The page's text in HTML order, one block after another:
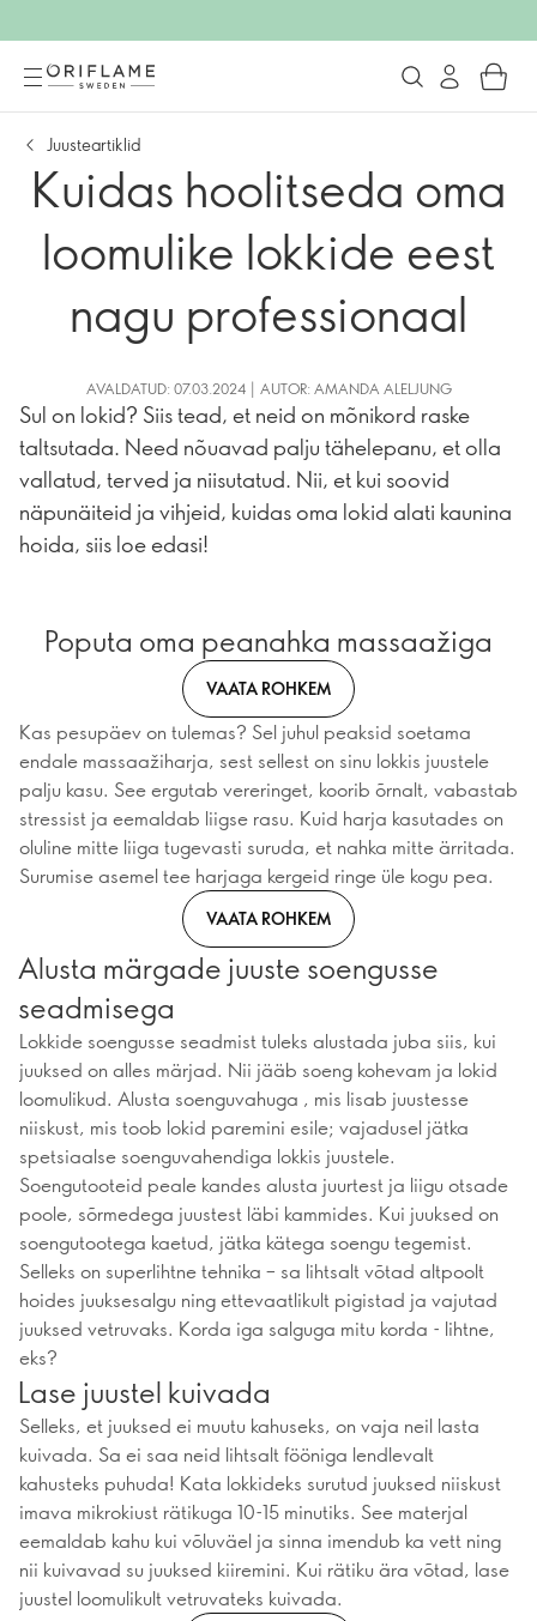
Juusteartiklid
Kuidas hoolitseda oma
loomulike lokkide eest
nagu professionaal
AVALDATUD: 07.03.2024 | AUTOR: AMANDA ALELJUNG
Sul on lokid? Siis tead, et neid on mõnikord raske
taltsutada. Need nõuavad palju tähelepanu, et olla
vallatud, terved ja niisutatud. Nii, et kui soovid
näpunäiteid ja vihjeid, kuidas oma lokid alati kaunina
hoida, siis loe edasi!
Poputa oma peanahka massaažiga
VAATA ROHKEM
Kas pesupäev on tulemas? Sel juhul peaksid soetama
endale massaažiharja, sest sellest on sinu lokkis juustele
palju kasu. See ergutab vereringet, koorib õrnalt, vabastab
stressist ja eemaldab liigse rasu. Kuid harja kasutades on
oluline mitte liiga tugevasti suruda, et nahka mitte ärritada.
Surumise asemel tee harjaga kergeid ringe üle kogu pea.
VAATA ROHKEM
Alusta märgade juuste soengusse
seadmisega
Lokkide soengusse seadmist tuleks alustada juba siis, kui
juuksed on alles märjad. Nii jääb soeng kohevam ja lokid
loomulikud. Alusta soenguvahuga , mis lisab juustesse
niiskust, mis toob lokid paremini esile; vajadusel jätka
spetsiaalse soenguvahendiga lokkis juustele.
Soengutooteid peale kandes alusta juurtest ja liigu otsade
poole, sõrmedega juustest läbi kammides. Kui juuksed on
soengutootega kaetud, jätka kätega soengu tegemist.
Selleks on superlihtne tehnika – sa lihtsalt võtad altpoolt
hoides juuksesalgu ning ettevaatlikult pigistad ja vajutad
juuksed vetruvaks. Korda iga salguga mitu korda - lihtne,
eks?
Lase juustel kuivada
Selleks, et juuksed ei muutu kahuseks, on vaja neil lasta
kuivada. Sa ei saa neid lihtsalt fööniga lendlevalt
kahusteks puhuda! Kata lokkideks surutud juuksed niiskust
imava mikrokiust rätikuga 10-15 minutiks. See materjal
eemaldab kahu kui võluväel ja sinna imendub ka vett ning
nii kuivavad su juuksed kiiremini. Kui rätiku ära võtad, lase
juustel loomulikult vetruvateks kuivada.